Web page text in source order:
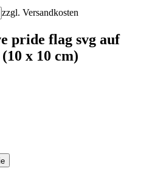
zzgl. Versandkosten
pride flag svg auf
x 10 cm)